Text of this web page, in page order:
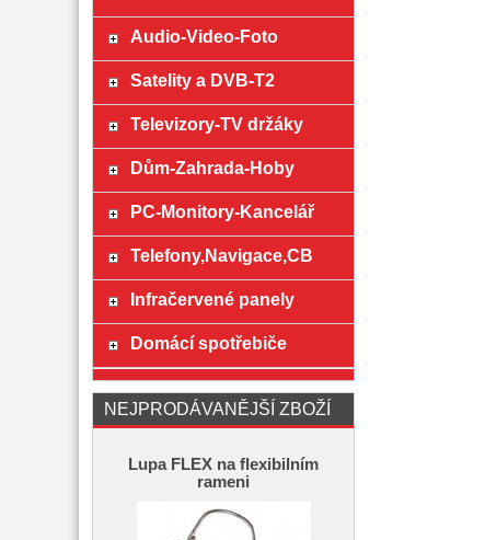
Audio-Video-Foto
Satelity a DVB-T2
Televizory-TV držáky
Dům-Zahrada-Hoby
PC-Monitory-Kancelář
Telefony,Navigace,CB
Infračervené panely
Domácí spotřebiče
NEJPRODÁVANĚJŠÍ ZBOŽÍ
Lupa FLEX na flexibilním
rameni